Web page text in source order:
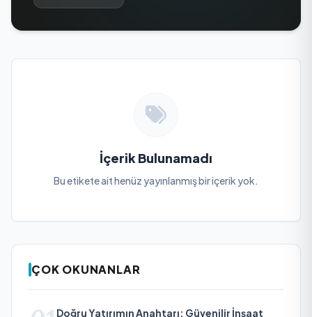
İçerik Bulunamadı
Bu etikete ait henüz yayınlanmış bir içerik yok.
ÇOK OKUNANLAR
Doğru Yatırımın Anahtarı: Güvenilir İnşaat